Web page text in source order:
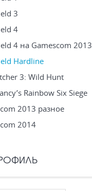
3
4
4 на Gamescom 2013
Hardline
3: Wild Hunt
Rainbow Six Siege
2013 разное
2014